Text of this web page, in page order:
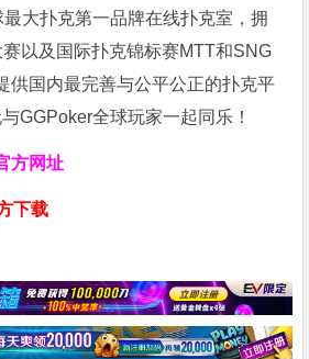
大扑克第一品牌在线扑克室，拥
以及国际扑克锦标赛MTT和SNG
供国内最完善与公平公正的扑克平
GGPoker全球玩家一起同乐！
方网址
下载